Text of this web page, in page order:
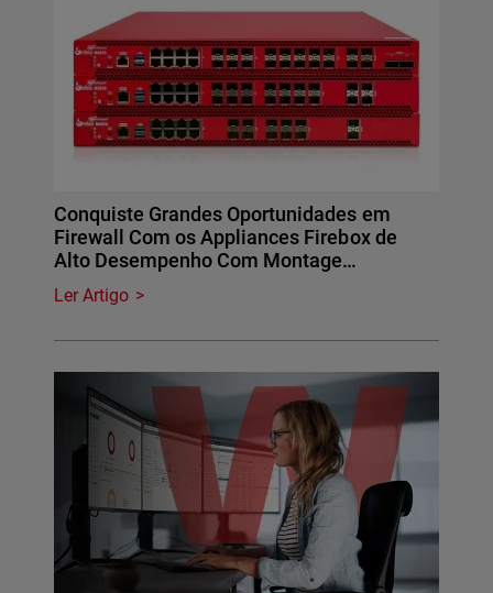
Conquiste Grandes Oportunidades em
Firewall Com os Appliances Firebox de
Alto Desempenho Com Montage…
Ler Artigo